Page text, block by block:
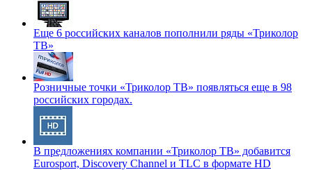
Еще 6 российских каналов пополнили ряды «Триколор
ТВ»
Розничные точки «Триколор ТВ» появляться еще в 98
российских городах.
В предложениях компании «Триколор ТВ» добавится
Eurosport, Discovery Channel и TLC в формате HD